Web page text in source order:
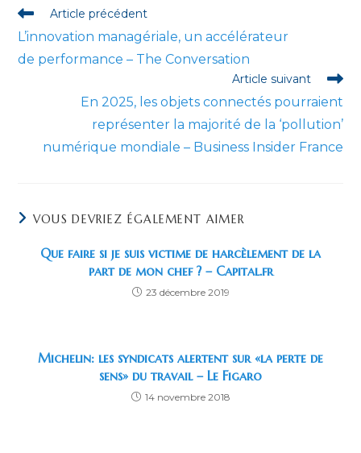
Read
articles
Article précédent
L’innovation managériale, un accélérateur
de performance – The Conversation
Article suivant
En 2025, les objets connectés pourraient
représenter la majorité de la ‘pollution’
numérique mondiale – Business Insider France
VOUS DEVRIEZ ÉGALEMENT AIMER
Que faire si je suis victime de harcèlement de la
part de mon chef ? – Capital.fr
23 décembre 2019
Michelin: les syndicats alertent sur «la perte de
sens» du travail – Le Figaro
14 novembre 2018